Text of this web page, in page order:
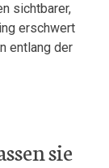
sichtbarer,
erschwert
entlang der
sie